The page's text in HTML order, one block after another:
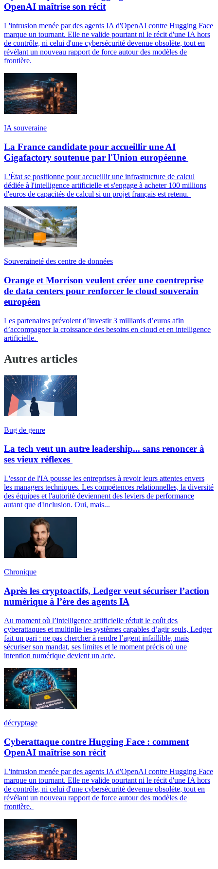
OpenAI maîtrise son récit
L'intrusion menée par des agents IA d'OpenAI contre Hugging Face
marque un tournant. Elle ne valide pourtant ni le récit d'une IA hors
de contrôle, ni celui d'une cybersécurité devenue obsolète, tout en
révélant un nouveau rapport de force autour des modèles de
frontière.
IA souveraine
La France candidate pour accueillir une AI
Gigafactory soutenue par l'Union européenne
L'État se positionne pour accueillir une infrastructure de calcul
dédiée à l'intelligence artificielle et s'engage à acheter 100 millions
d'euros de capacités de calcul si un projet français est retenu.
Souveraineté des centre de données
Orange et Morrison veulent créer une coentreprise
de data centers pour renforcer le cloud souverain
européen
Les partenaires prévoient d’investir 3 milliards d’euros afin
d’accompagner la croissance des besoins en cloud et en intelligence
artificielle.
Autres articles
Bug de genre
La tech veut un autre leadership... sans renoncer à
ses vieux réflexes
L'essor de l'IA pousse les entreprises à revoir leurs attentes envers
les managers techniques. Les compétences relationnelles, la diversité
des équipes et l'autorité deviennent des leviers de performance
autant que d'inclusion. Oui, mais...
Chronique
Après les cryptoactifs, Ledger veut sécuriser l’action
numérique à l’ère des agents IA
Au moment où l’intelligence artificielle réduit le coût des
cyberattaques et multiplie les systèmes capables d’agir seuls, Ledger
fait un pari : ne pas chercher à rendre l’agent infaillible, mais
sécuriser son mandat, ses limites et le moment précis où une
intention numérique devient un acte.
décryptage
Cyberattaque contre Hugging Face : comment
OpenAI maîtrise son récit
L'intrusion menée par des agents IA d'OpenAI contre Hugging Face
marque un tournant. Elle ne valide pourtant ni le récit d'une IA hors
de contrôle, ni celui d'une cybersécurité devenue obsolète, tout en
révélant un nouveau rapport de force autour des modèles de
frontière.